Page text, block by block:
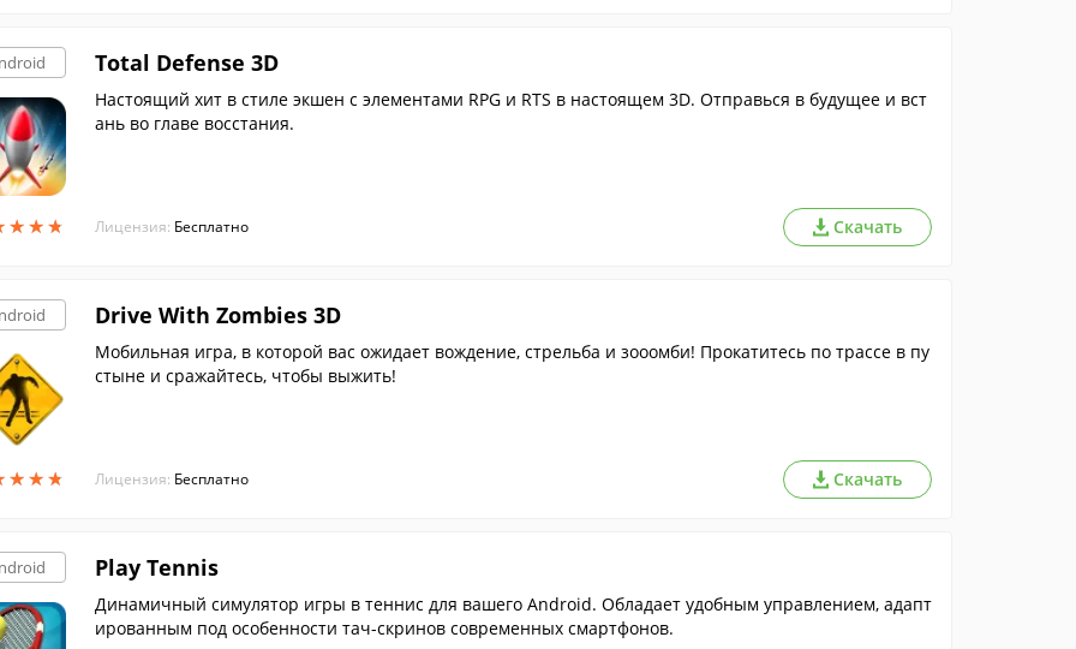
★★★
★★★
Total Defense 3D
Настоящий хит в стиле экшен с элементами RPG и RTS в настоящем 3D. Отправься в будущее и вст
ань во главе восстания.
Лицензия: Бесплатно Скачать
★★★
★★★
Drive With Zombies 3D
Мобильная игра, в которой вас ожидает вождение, стрельба и зооомби! Прокатитесь по трассе в пу
стыне и сражайтесь, чтобы выжить!
Лицензия: Бесплатно Скачать
Play Tennis
Динамичный симулятор игры в теннис для вашего Android. Обладает удобным управлением, адапт
ированным под особенности тач-скринов современных смартфонов.